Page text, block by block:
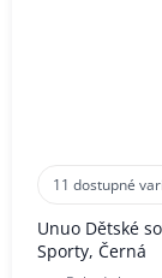
11 dostupné
Unuo Dětské
Sporty, Černá